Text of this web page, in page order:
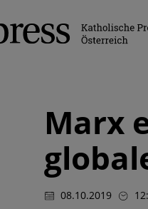
Marx
08.10.2019